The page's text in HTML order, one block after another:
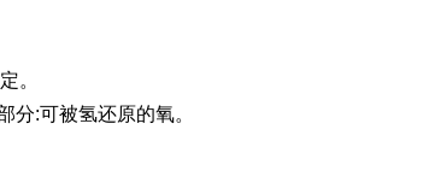
。
分:可被氢还原的氧。